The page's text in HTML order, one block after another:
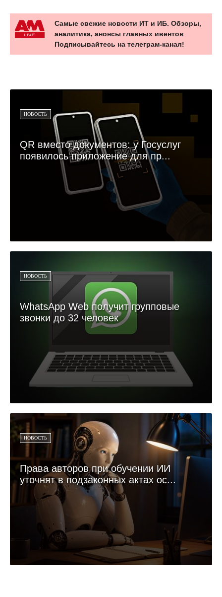
Самые свежие новости ИТ и ИБ. Обзоры,
аналитика, анонсы главных ивентов
Подписывайтесь на телеграм-канал!
НОВОСТЬ
QR вместо документов: у Госуслуг
появилось приложение для пр...
НОВОСТЬ
WhatsApp Web получит групповые
звонки до 32 человек
НОВОСТЬ
Права авторов при обучении ИИ
уточнят в подзаконных актах ос...